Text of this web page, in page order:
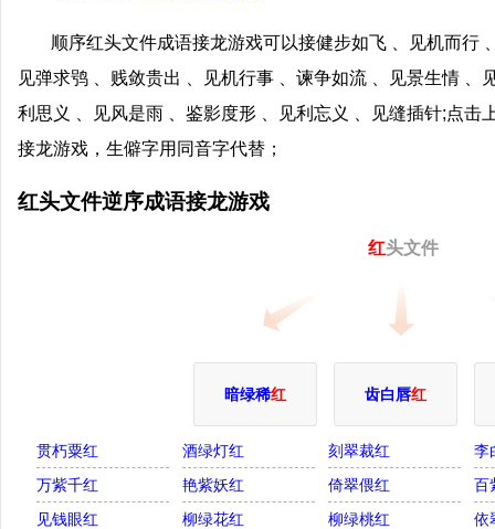
顺序红头文件成语接龙游戏可以接健步如飞 、见机而行
见弹求鸮 、贱敛贵出 、见机行事 、谏争如流 、见景生情 、
利思义 、见风是雨 、鉴影度形 、见利忘义 、见缝插针;点击
接龙游戏，生僻字用同音字代替；
红头文件逆序成语接龙游戏
红头文件
暗绿稀红 齿白唇红
贯朽粟红 酒绿灯红 刻翠裁红
李
万紫千红
艳紫妖红 倚翠偎红
百
见钱眼红
柳绿花红 柳绿桃红
依